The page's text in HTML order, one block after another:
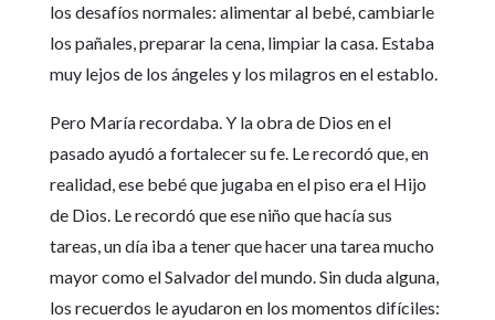
los desafíos normales: alimentar al bebé, cambiarle
los pañales, preparar la cena, limpiar la casa. Estaba
muy lejos de los ángeles y los milagros en el establo.
Pero María recordaba. Y la obra de Dios en el
pasado ayudó a fortalecer su fe. Le recordó que, en
realidad, ese bebé que jugaba en el piso era el Hijo
de Dios. Le recordó que ese niño que hacía sus
tareas, un día iba a tener que hacer una tarea mucho
mayor como el Salvador del mundo. Sin duda alguna,
los recuerdos le ayudaron en los momentos difíciles: